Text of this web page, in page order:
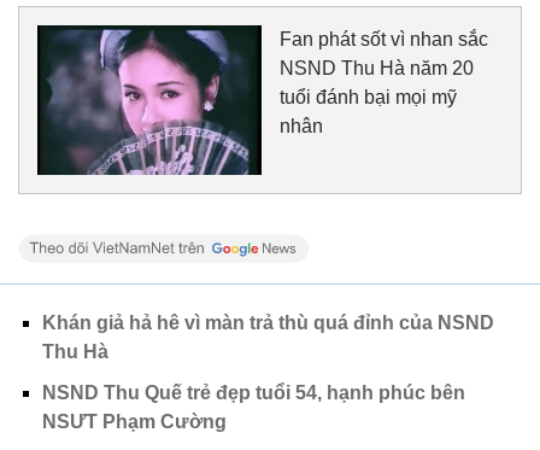
Fan phát sốt vì nhan sắc
NSND Thu Hà năm 20
tuổi đánh bại mọi mỹ
nhân
Khán giả hả hê vì màn trả thù quá đỉnh của NSND
Thu Hà
NSND Thu Quế trẻ đẹp tuổi 54, hạnh phúc bên
NSƯT Phạm Cường